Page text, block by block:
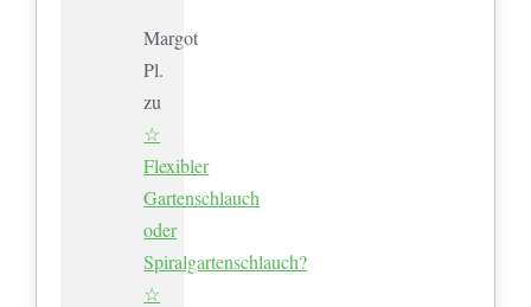
Margot
Pl.
zu
☆
Flexibler
Gartenschlauch
oder
Spiralgartenschlauch?
☆